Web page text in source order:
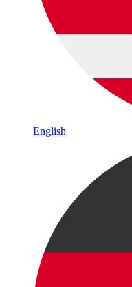
English